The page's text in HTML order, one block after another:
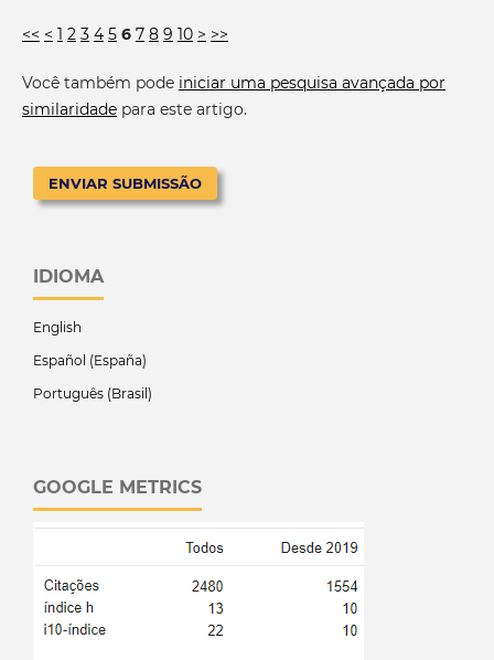
<< < 1 2 3 4 5 6 7 8 9 10 > >>
Você também pode iniciar uma pesquisa avançada por
similaridadepara este artigo.
ENVIAR SUBMISSÃO
IDIOMA
English
Español (España)
Português (Brasil)
GOOGLE METRICS